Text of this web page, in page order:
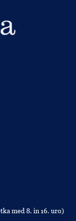
med 8. in 16. uro)